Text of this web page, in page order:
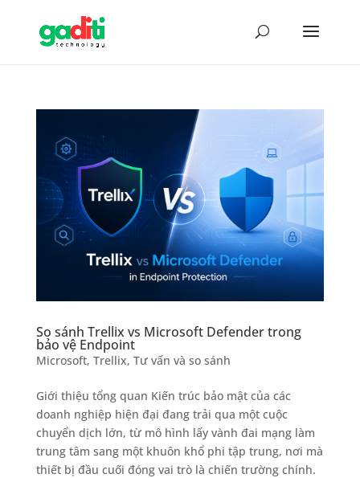
So sánh Trellix vs Microsoft Defender trong
bảo vệ Endpoint
Microsoft, Trellix, Tư vấn và so sánh
Giới thiệu tổng quan Kiến trúc bảo mật của các
doanh nghiệp hiện đại đang trải qua một cuộc
chuyển dịch lớn, từ mô hình lấy vành đai mạng làm
trung tâm sang một khuôn khổ phi tập trung, nơi mà
thiết bị đầu cuối đóng vai trò là chiến trường chính.